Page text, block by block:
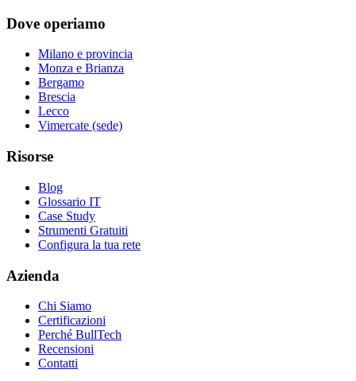
Dove operiamo
Milano e provincia
Monza e Brianza
Bergamo
Brescia
Lecco
Vimercate (sede)
Risorse
Blog
Glossario IT
Case Study
Strumenti Gratuiti
Configura la tua rete
Azienda
Chi Siamo
Certificazioni
Perché BullTech
Recensioni
Contatti